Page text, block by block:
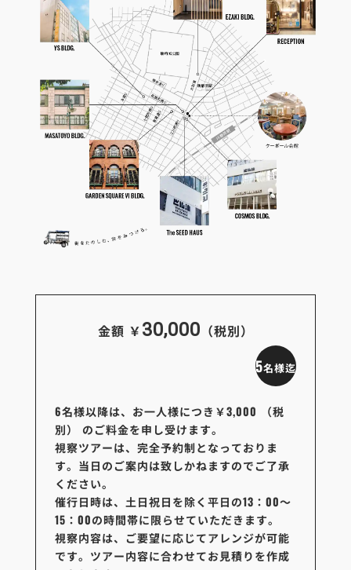
金額 ￥30,000 （税別）
5名様迄
6名様以降は、お一人様につき￥3,000 （税
別） のご料金を申し受けます。
視察ツアーは、完全予約制となっておりま
す。当日のご案内は致しかねますのでご了承
ください。
催行日時は、土日祝日を除く平日の13：00〜
15：00の時間帯に限らせていただきます。
視察内容は、ご要望に応じてアレンジが可能
です。ツアー内容に合わせてお見積りを作成